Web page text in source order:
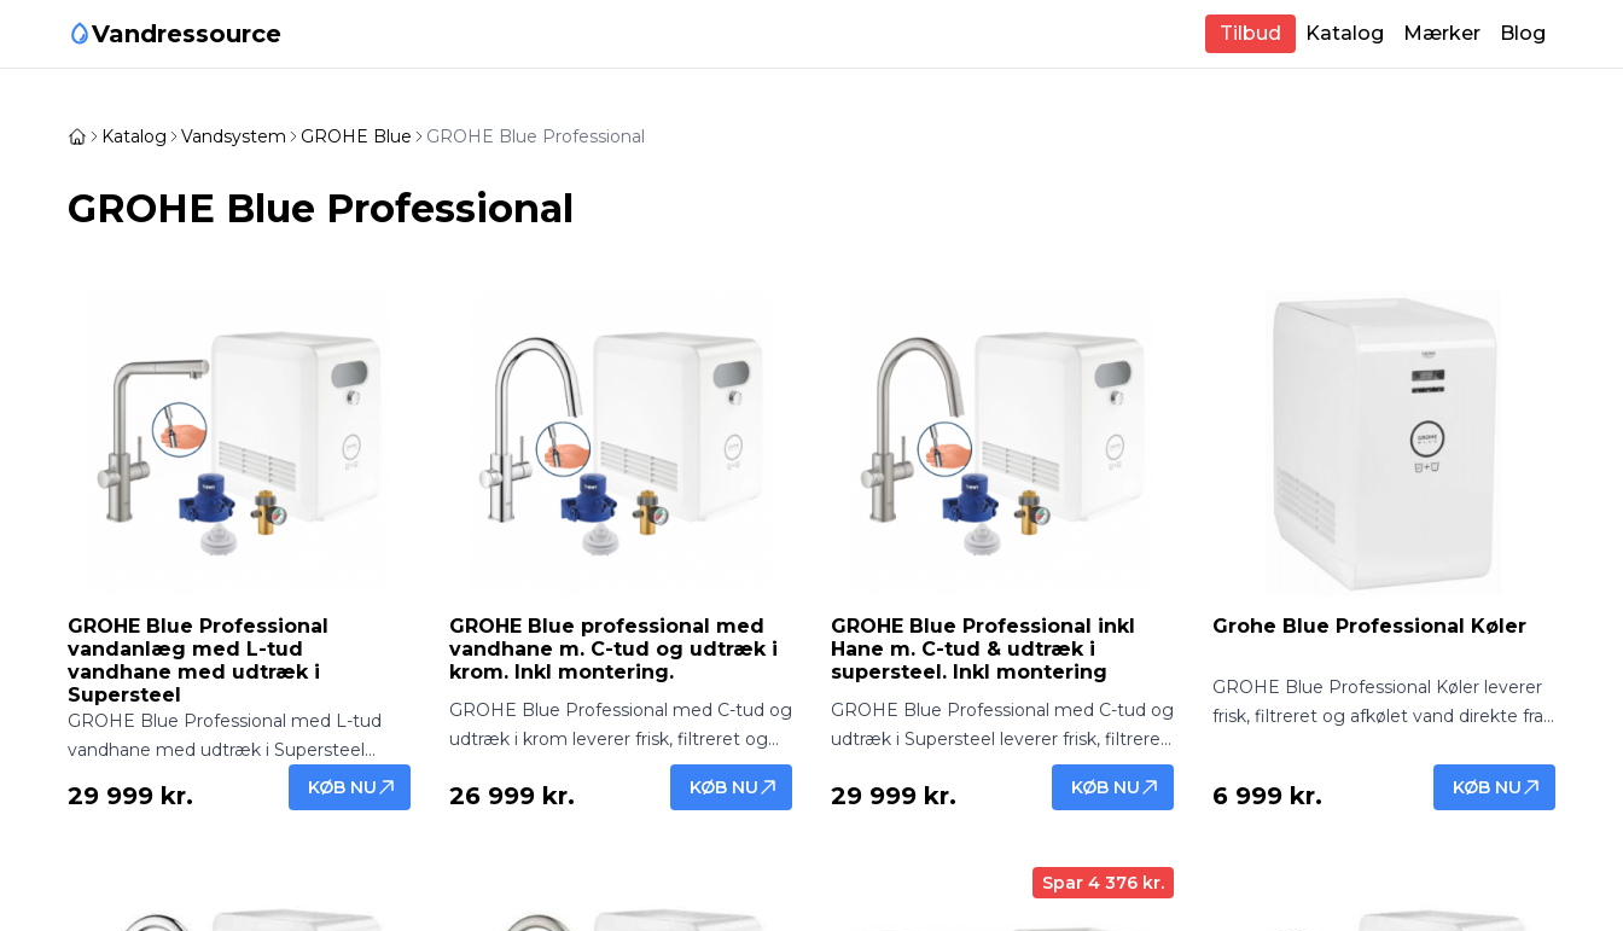
Vandressource Tilbud Katalog Mærker Blog
Katalog Vandsystem GROHE Blue GROHE Blue Professional
GROHE Blue Professional
GROHE Blue Professional
vandanlæg med L-tud
vandhane med udtræk i
Supersteel
GROHE Blue Professional med L-tud
vandhane med udtræk i Supersteel
leverer frisk, filtreret og afkølet vand
direkte fra hanen. Elegant, robust og
29 999 kr. KØB NU
GROHE Blue professional med
vandhane m. C-tud og udtræk i
krom. Inkl montering.
GROHE Blue Professional med C-tud og
udtræk i krom leverer frisk, filtreret og
afkølet vand direkte fra hanen.
Professionel løsning med elegant
26 999 kr. KØB NU
GROHE Blue Professional inkl
Hane m. C-tud & udtræk i
supersteel. Inkl montering
GROHE Blue Professional med C-tud og
udtræk i Supersteel leverer frisk, filtreret
og afkølet vand direkte fra hanen.
Professionel løsning med elegant
29 999 kr. KØB NU
Grohe Blue Professional Køler
GROHE Blue Professional Køler leverer
frisk, filtreret og afkølet vand direkte fra
løsning til kontorer, caféer og moderne
køkkener.
6 999 kr. KØB NU
Spar 4 376 kr.